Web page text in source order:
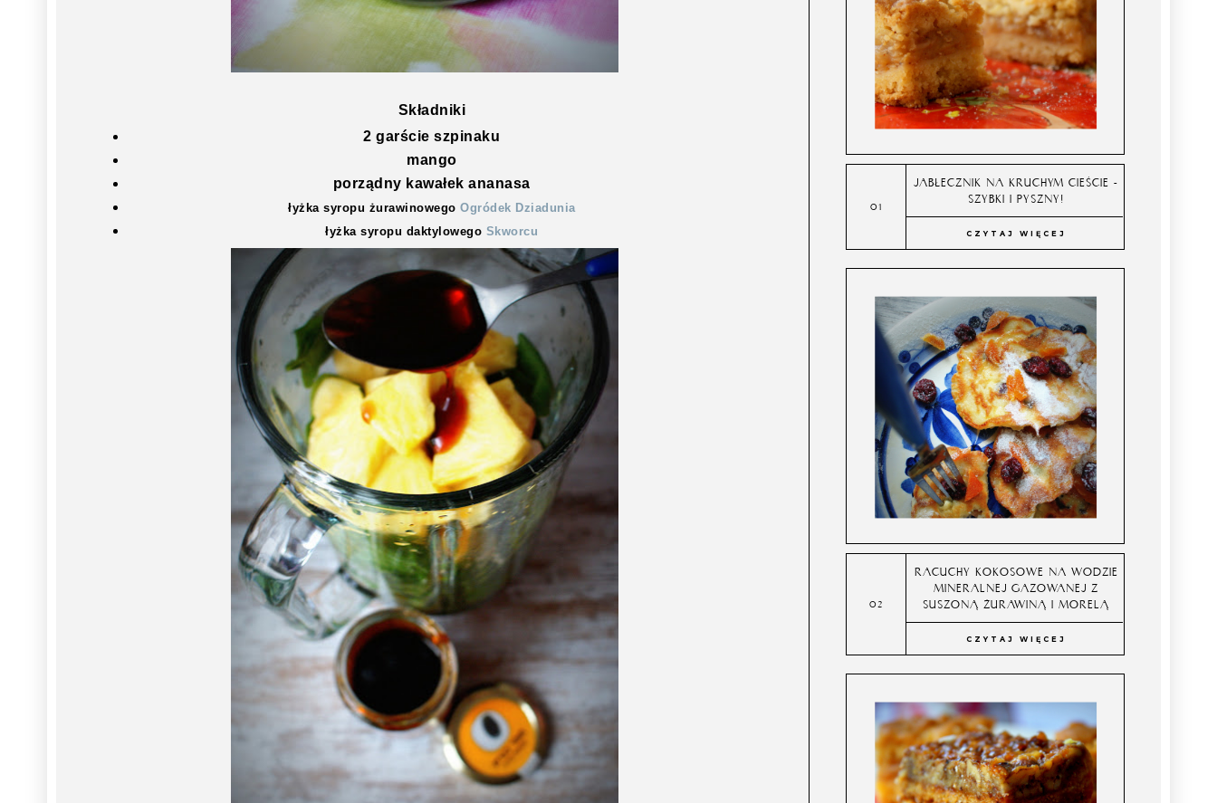
Składniki
2 garście szpinaku
mango
porządny kawałek ananasa
łyżka syropu żurawinowegoOgródek Dziadunia
łyżka syropu daktylowego Skworcu
JABŁECZNIK NA KRUCHYM CIEŚCIE -
SZYBKI I PYSZNY!
CZYTAJ WIĘCEJ
RACUCHY KOKOSOWE NA WODZIE
MINERALNEJ GAZOWANEJ Z
SUSZONĄ ŻURAWINĄ I MORELĄ
CZYTAJ WIĘCEJ